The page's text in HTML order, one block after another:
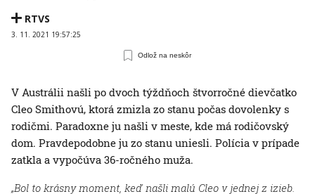
RTVS
3. 11. 2021 19:57:25
Odlož na neskôr
V Austrálii našli po dvoch týždňoch štvorročné dievčatko
Cleo Smithovú, ktorá zmizla zo stanu počas dovolenky s
rodičmi. Paradoxne ju našli v meste, kde má rodičovský
dom. Pravdepodobne ju zo stanu uniesli. Polícia v prípade
zatkla a vypočúva 36-ročného muža.
„Bol to krásny moment, keď našli malú Cleo v jednej z izieb.